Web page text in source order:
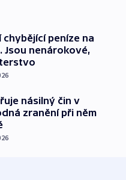
chybějící peníze na
Jsou nenárokové,
násilný čin v
zranění při něm